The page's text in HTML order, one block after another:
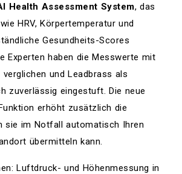
Health Assessment System, das
HRV, Körpertemperatur und
Gesundheits-Scores
Experten haben die Messwerte mit
und Leadbrass als
zuverlässig eingestuft. Die neue
erhöht zusätzlich die
sie im Notfall automatisch Ihren
übermitteln kann.
Luftdruck- und Höhenmessung in